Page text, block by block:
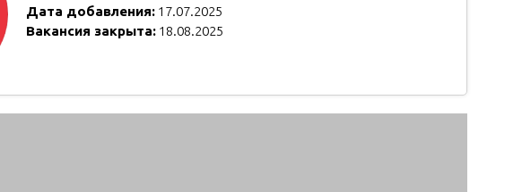
Дата добавления: 17.07.2025
Вакансия закрыта: 18.08.2025